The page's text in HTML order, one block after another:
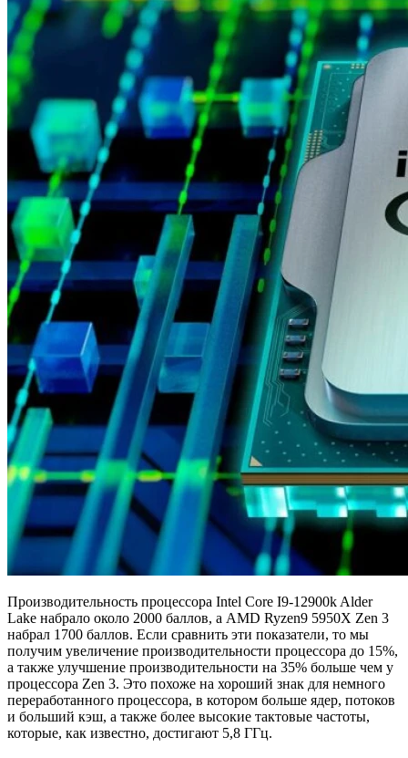
Производительность процессора Intel Core I9-12900k Alder
Lake набрало около 2000 баллов, а AMD Ryzen9 5950X Zen 3
набрал 1700 баллов. Если сравнить эти показатели, то мы
получим увеличение производительности процессора до 15%,
а также улучшение производительности на 35% больше чем у
процессора Zen 3. Это похоже на хороший знак для немного
переработанного процессора, в котором больше ядер, потоков
и больший кэш, а также более высокие тактовые частоты,
которые, как известно, достигают 5,8 ГГц.